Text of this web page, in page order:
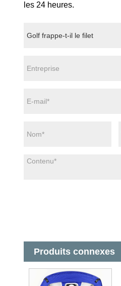
les 24 heures.
Produits connexes